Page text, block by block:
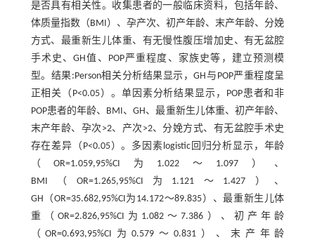
是否具有相关性。收集患者的一般临床资料，包括年龄、
体质量指数（BMI）、孕产次、初产年龄、末产年龄、分娩
方式、最重新生儿体重、有无慢性腹压增加史、有无盆腔
手术史、GH值、POP严重程度、家族史等，建立预测模
型。结果:Person相关分析结果显示，GH与POP严重程度呈
正相关（P<0.05）。单因素分析结果显示，POP患者和非
POP患者的年龄、BMI、GH、最重新生儿体重、初产年龄、
末产年龄、孕次>2、产次>2、分娩方式、有无盆腔手术史
存在差异（P<0.05）。多因素logistic回归分析显示，年龄
（OR=1.059,95%CI为1.022～1.097）、
BMI（OR=1.265,95%CI为1.121～1.427）、
GH（OR=35.682,95%CI为14.172～89.835）、最重新生儿体
重（OR=2.826,95%CI为1.082～7.386）、初产年龄
（OR=0.693,95%CI为0.579～0.831）、末产年龄